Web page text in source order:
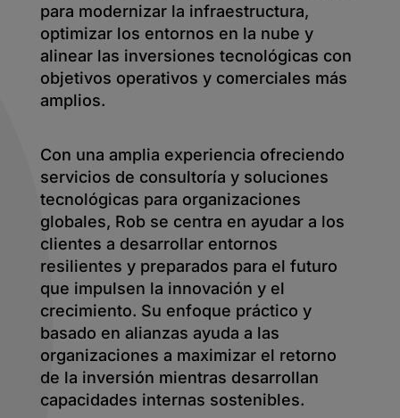
para modernizar la infraestructura,
optimizar los entornos en la nube y
alinear las inversiones tecnológicas con
objetivos operativos y comerciales más
amplios.
Con una amplia experiencia ofreciendo
servicios de consultoría y soluciones
tecnológicas para organizaciones
globales, Rob se centra en ayudar a los
clientes a desarrollar entornos
resilientes y preparados para el futuro
que impulsen la innovación y el
crecimiento. Su enfoque práctico y
basado en alianzas ayuda a las
organizaciones a maximizar el retorno
de la inversión mientras desarrollan
capacidades internas sostenibles.